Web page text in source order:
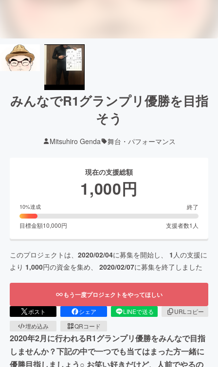
みんなでR1グランプリ優勝を目指
そう
Mitsuhiro Genda 舞台・パフォーマンス
現在の支援総額
1,000円
10%達成 終了
目標金額10,000円 支援者数1 人
このプロジェクトは、 2020/02/04に募集を開始し、 1 人の支援に
より 1,000円の資金を集め、 2020/02/07に募集を終了しました
もう一度プロジェクトをやってほしい
ポスト シェア LINEで送る
URLコピー
埋め込み
QRコード
2020年2月に行われるR1グランプリ優勝をみんなで目指
しませんか？下記の中で一つでも当てはまった方一緒に
優勝目指しましょう○ お笑い好きだけど、人前でやるの